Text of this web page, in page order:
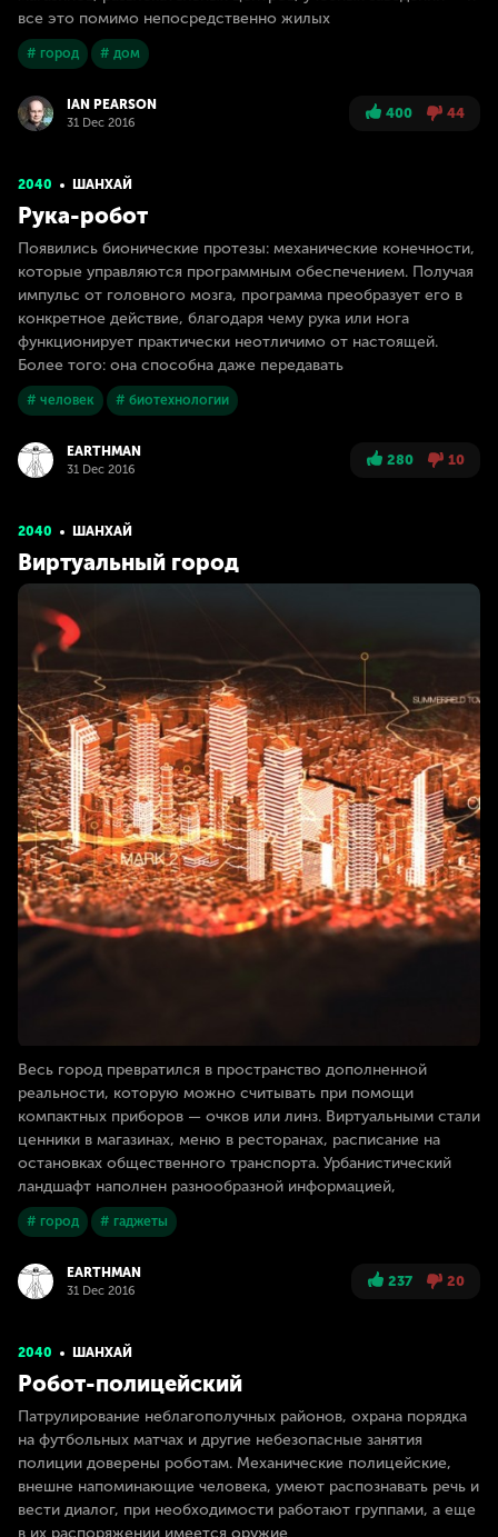
все это помимо непосредственно жилых
# город # дом
IAN PEARSON
31 Dec 2016
400 44
2040 ШАНХАЙ
Рука-робот
Появились бионические протезы: механические конечности,
которые управляются программным обеспечением. Получая
импульс от головного мозга, программа преобразует его в
конкретное действие, благодаря чему рука или нога
функционирует практически неотличимо от настоящей.
Более того: она способна даже передавать
# человек # биотехнологии
EARTHMAN
31 Dec 2016
280 10
2040 ШАНХАЙ
Виртуальный город
Весь город превратился в пространство дополненной
реальности, которую можно считывать при помощи
компактных приборов — очков или линз. Виртуальными стали
ценники в магазинах, меню в ресторанах, расписание на
остановках общественного транспорта. Урбанистический
ландшафт наполнен разнообразной информацией,
# город # гаджеты
EARTHMAN
31 Dec 2016
237 20
2040 ШАНХАЙ
Робот-полицейский
Патрулирование неблагополучных районов, охрана порядка
на футбольных матчах и другие небезопасные занятия
полиции доверены роботам. Механические полицейские,
внешне напоминающие человека, умеют распознавать речь и
вести диалог, при необходимости работают группами, а еще
в их распоряжении имеется оружие